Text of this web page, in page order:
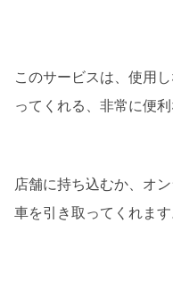
このサービスは、使用
ってくれる、非常に便利
店舗に持ち込むか、オ
車を引き取ってくれます